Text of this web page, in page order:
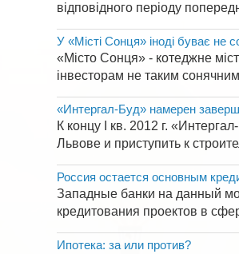
відповідного періоду
У «Місті Сонця» іноді буває не
«Місто Сонця» - котеджне
інвесторам не таким
«Интергал-Буд» намерен
К концу I кв. 2012 г.
Львове и приступить к
Россия остается основным
Западные банки на данный
кредитования проектов в
Ипотека: за или против?